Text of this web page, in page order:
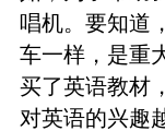
唱机。要知道
车一样，是重
买了英语教材
对英语的兴趣